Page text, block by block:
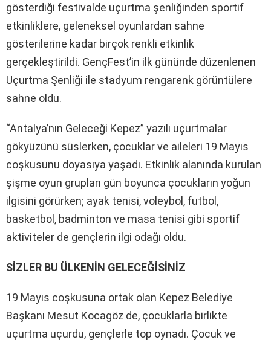
gösterdiği festivalde uçurtma şenliğinden sportif
etkinliklere, geleneksel oyunlardan sahne
gösterilerine kadar birçok renkli etkinlik
gerçekleştirildi. GençFest’in ilk gününde düzenlenen
Uçurtma Şenliği ile stadyum rengarenk görüntülere
sahne oldu.
“Antalya’nın Geleceği Kepez” yazılı uçurtmalar
gökyüzünü süslerken, çocuklar ve aileleri 19 Mayıs
coşkusunu doyasıya yaşadı. Etkinlik alanında kurulan
şişme oyun grupları gün boyunca çocukların yoğun
ilgisini görürken; ayak tenisi, voleybol, futbol,
basketbol, badminton ve masa tenisi gibi sportif
aktiviteler de gençlerin ilgi odağı oldu.
SİZLER BU ÜLKENİN GELECEĞİSİNİZ
19 Mayıs coşkusuna ortak olan Kepez Belediye
Başkanı Mesut Kocagöz de, çocuklarla birlikte
uçurtma uçurdu, gençlerle top oynadı. Çocuk ve